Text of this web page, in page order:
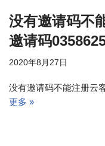
没有邀请码不
邀请码
2020年8月27日
没有邀请码不能注册云
更多 »